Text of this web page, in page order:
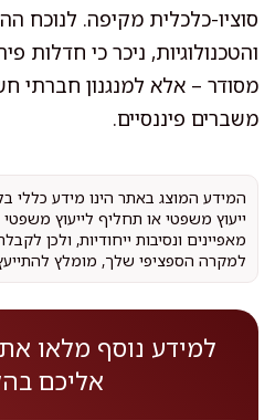
סוציו-כלכלית מקיפה. לנוכח
והטכנולוגיות, ניכר כי חדלות
מסודר – אלא למנגנון חברתי
משברים פיננסיים.
המידע המוצג באתר הינו מידע כללי
ייעוץ משפטי או תחליף לייעוץ
מאפיינים ונסיבות ייחודיות, ולכן
למקרה הספציפי שלך, מומלץ
למידע נוסף מלאו
אליכם